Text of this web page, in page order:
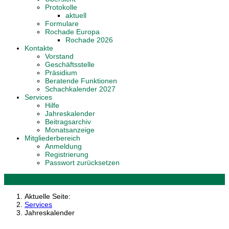
Protokolle
aktuell
Formulare
Rochade Europa
Rochade 2026
Kontakte
Vorstand
Geschäftsstelle
Präsidium
Beratende Funktionen
Schachkalender 2027
Services
Hilfe
Jahreskalender
Beitragsarchiv
Monatsanzeige
Mitgliederbereich
Anmeldung
Registrierung
Passwort zurücksetzen
Aktuelle Seite:
Services
Jahreskalender